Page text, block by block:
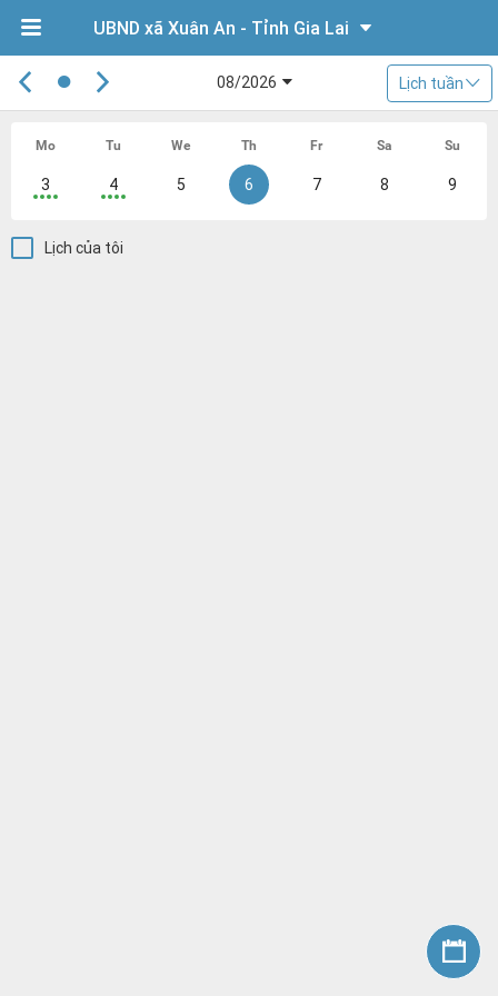
UBND xã Xuân An - Tỉnh Gia Lai
Lịch tuần
08/2026
Mo Tu We Th Fr Sa Su
3 4 5 6 7 8 9
Lịch của tôi